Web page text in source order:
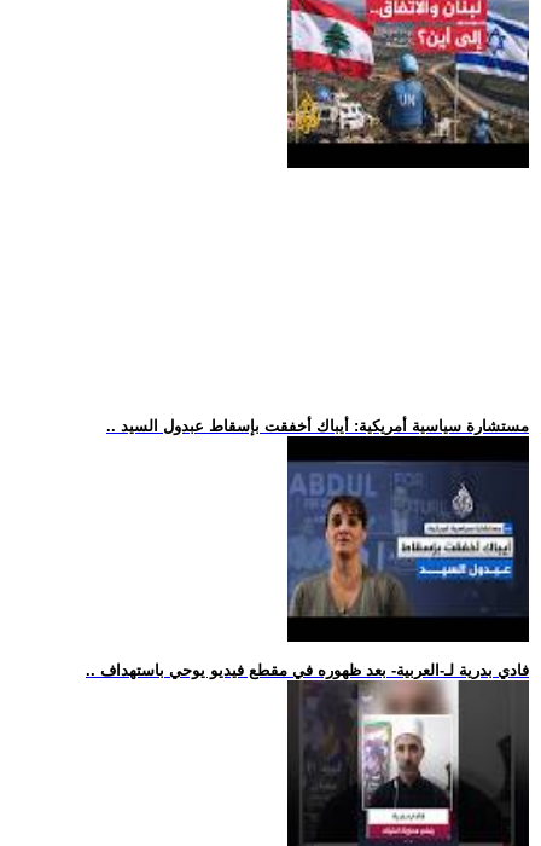
.. مستشارة سياسية أمريكية: أيباك أخفقت بإسقاط عبدول السيد
.. فادي بدرية لـ-العربية- بعد ظهوره في مقطع فيديو يوحي باستهداف